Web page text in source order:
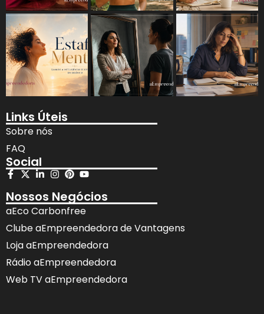
Links Úteis
Sobre nós
FAQ
Social
Nossos Negócios
aEco Carbonfree
Clube aEmpreendedora de Vantagens
Loja aEmpreendedora
Rádio aEmpreendedora
Web TV aEmpreendedora